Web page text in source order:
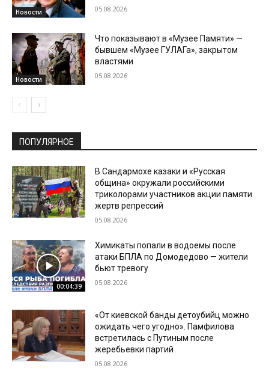
Новости 05.08.2026
Новости
Что показывают в «Музее Памяти» —
бывшем «Музее ГУЛАГа», закрытом
властями
05.08.2026
ПОПУЛЯРНОЕ
В Сандармохе казаки и «Русская
община» окружали российскими
триколорами участников акции памяти
жертв репрессий
05.08.2026
00:04:39
Химикаты попали в водоемы после
атаки БПЛА по Домодедово — жители
бьют тревогу
05.08.2026
«От киевской банды детоубийц можно
ожидать чего угодно». Памфилова
встретилась с Путиным после
жеребьевки партий
05.08.2026